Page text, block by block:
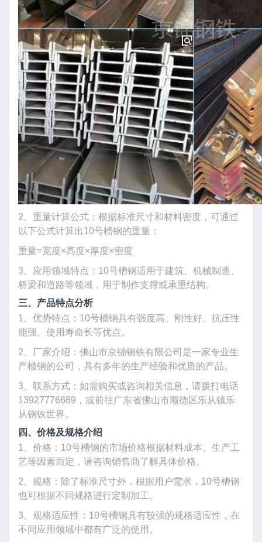
2、重量计算公式：根据标准尺寸和材料密度，可通过
以下公式计算出10号槽钢的重量：
重量=宽度×高度×厚度×密度
3、应用领域特点：10号槽钢适用于建筑、机械制造、
桥梁和道路等领域，用于制作支撑或承重结构。
三、产品特点分析
1、优势特点：10号槽钢具有强度高、刚性好、抗压性
能强、使用寿命长等优点。
2、厂家介绍：佛山市京锦钢铁有限公司是一家专业生
产槽钢的公司，具有多年的生产经验和优质的产品。
3、联系方式：如需购买或咨询相关信息，请拨打电话
13927776689，或前往广东省佛山市顺德区乐从镇乐
从钢铁世界。
四、价格及规格介绍
1、价格：10号槽钢的市场价格根据材料成本、生产工
艺等因素而定，请咨询销售商了解具体价格。
2、规格：除了标准尺寸外，根据用户需求，10号槽钢
也可根据不同规格进行定制加工。
3、规格适应性：10号槽钢具有较强的规格适应性，在
不同应用领域中都有广泛的使用。